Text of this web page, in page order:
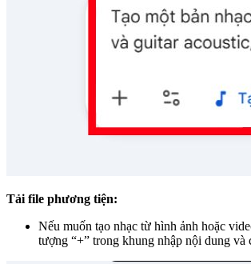
Tải file phương tiện:
Nếu muốn tạo nhạc từ hình ảnh hoặc
tượng “+” trong khung nhập nội dung và